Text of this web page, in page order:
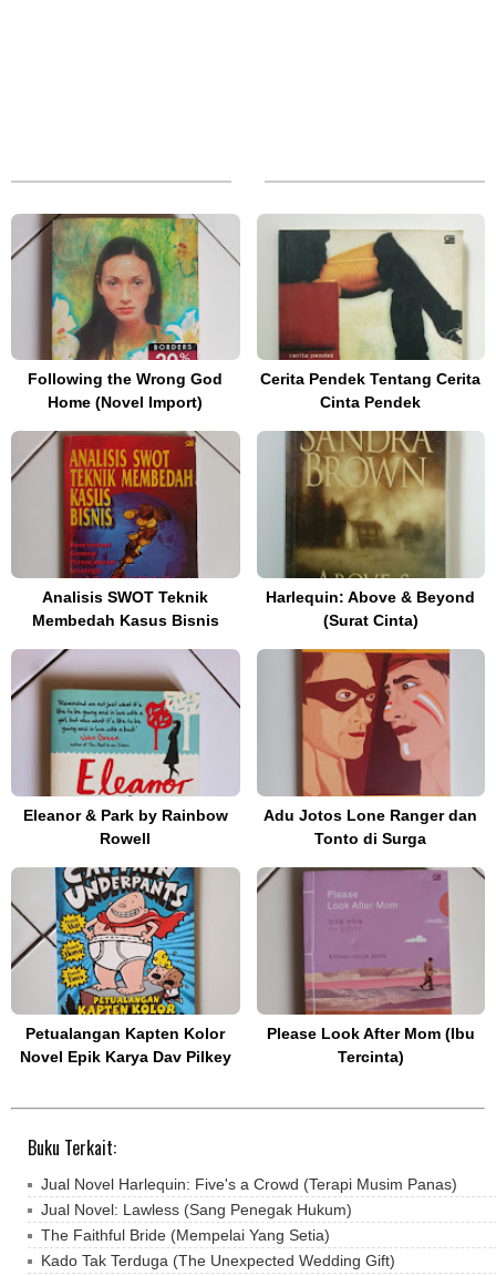
Following the Wrong God
Home (Novel Import)
Cerita Pendek Tentang Cerita
Cinta Pendek
Analisis SWOT Teknik
Membedah Kasus Bisnis
Harlequin: Above & Beyond
(Surat Cinta)
Eleanor & Park by Rainbow
Rowell
Adu Jotos Lone Ranger dan
Tonto di Surga
Petualangan Kapten Kolor
Novel Epik Karya Dav Pilkey
Please Look After Mom (Ibu
Tercinta)
Buku Terkait:
Jual Novel Harlequin: Five's a Crowd (Terapi Musim Panas)
Jual Novel: Lawless (Sang Penegak Hukum)
The Faithful Bride (Mempelai Yang Setia)
Kado Tak Terduga (The Unexpected Wedding Gift)